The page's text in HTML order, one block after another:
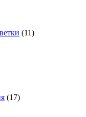
(11)
(17)